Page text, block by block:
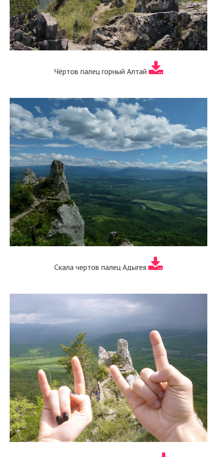
Чёртов палец горный Алтай
Скала чертов палец Адыгея